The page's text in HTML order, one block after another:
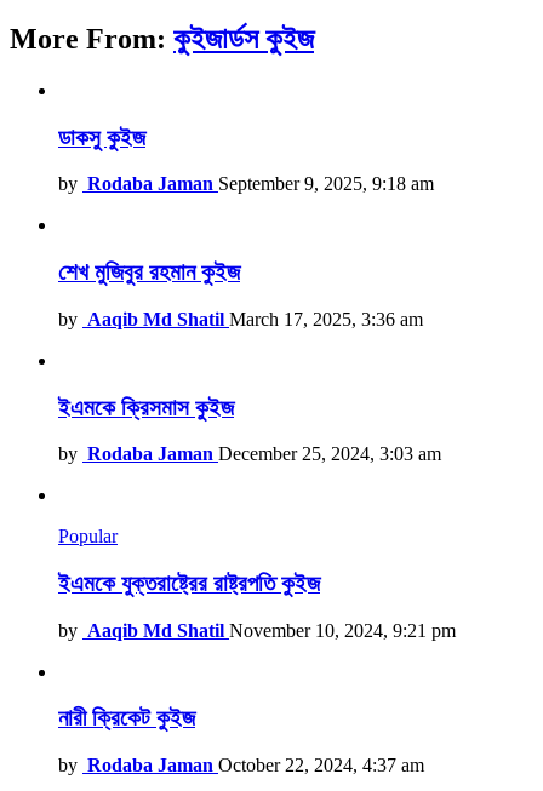
More From: কুইজার্ডস কুইজ
ডাকসু কুইজ
by Rodaba Jaman September 9, 2025, 9:18 am
শেখ মুজিবুর রহমান কুইজ
by Aaqib Md Shatil March 17, 2025, 3:36 am
ইএমকে ক্রিসমাস কুইজ
by Rodaba Jaman December 25, 2024, 3:03 am
Popular
ইএমকে যুক্তরাষ্ট্রের রাষ্ট্রপতি কুইজ
by Aaqib Md Shatil November 10, 2024, 9:21 pm
নারী ক্রিকেট কুইজ
by Rodaba Jaman October 22, 2024, 4:37 am